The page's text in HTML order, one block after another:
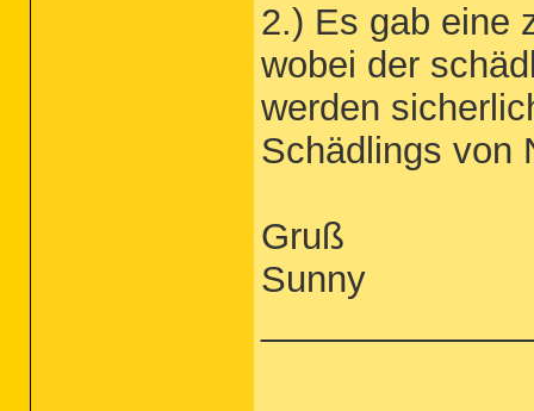
2.) Es gab eine
wobei der
werden
Schädlings von
Gruß
Sunny